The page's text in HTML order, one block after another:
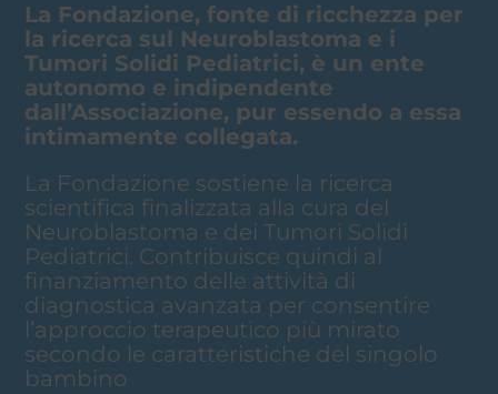
La Fondazione, fonte di ricchezza per
la ricerca sul Neuroblastoma e i
Tumori Solidi Pediatrici, è un ente
autonomo e indipendente
dall’Associazione, pur essendo a essa
intimamente collegata.
La Fondazione sostiene la ricerca
scientifica finalizzata alla cura del
Neuroblastoma e dei Tumori Solidi
Pediatrici. Contribuisce quindi al
finanziamento delle attività di
diagnostica avanzata per consentire
l’approccio terapeutico più mirato
secondo le caratteristiche del singolo
bambino